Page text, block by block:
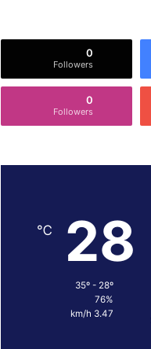
0
Followers
0
Followers
28
℃
35º - 28º
76%
3.47 km/h